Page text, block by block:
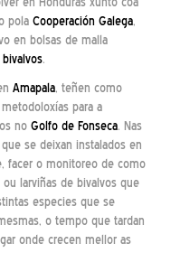
pola Cooperación Galega,
en bolsas de malla
bivalvos.
Amapala, teñen como
para a
no Golfo de Fonseca. Nas
se deixan instalados en
facer o monitoreo de como
larviñas de bivalvos que
especies que se
o tempo que tardan
onde crecen mellor as